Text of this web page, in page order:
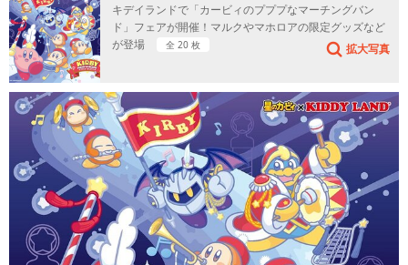
キデイランドで「カービィのプププなマーチングバン
ド」フェアが開催！マルクやマホロアの限定グッズなど
が登場
全 20 枚 拡大写真